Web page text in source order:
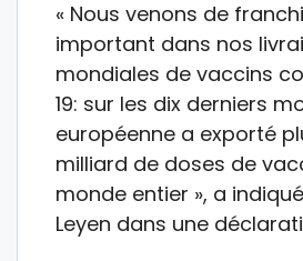
« Nous venons de
important dans nos
mondiales de vaccins
19: sur les dix derniers
européenne a exporté
milliard de doses de
monde entier », a
Leyen dans une